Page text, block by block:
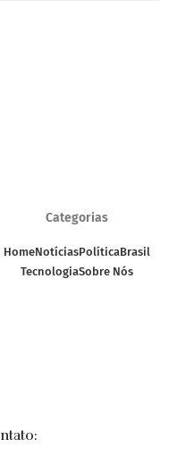
Categorias
HomeNotíciasPolíticaBrasil
TecnologiaSobre Nós